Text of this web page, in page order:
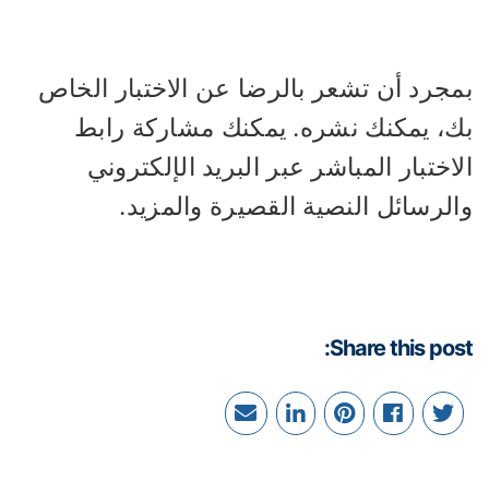
أن تشعر بالرضا عن الاختبار الخاص
يمكنك نشره. يمكنك مشاركة رابط
المباشر عبر البريد الإلكتروني
النصية القصيرة والمزيد.
Share this